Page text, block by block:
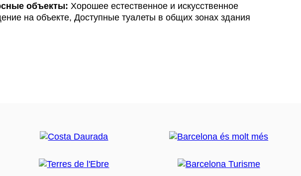
объекты: Хорошее естественное и искусственное
на объекте, Доступные туалеты в общих зонах здания